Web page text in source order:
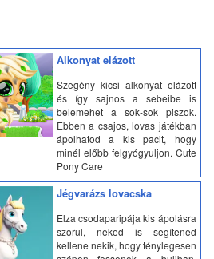
Alkonyat elázott
Szegény kicsi alkonyat elázott
és így sajnos a sebeibe is
belemehet a sok-sok piszok.
Ebben a csajos, lovas játékban
ápolhatod a kis pacit, hogy
minél előbb felgyógyuljon. Cute
Pony Care
Jégvarázs lovacska
Elza csodaparipája kis ápolásra
szorul, neked is segítened
kellene nekik, hogy ténylegesen